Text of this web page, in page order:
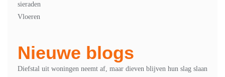
sieraden
Vloeren
Nieuwe blogs
Diefstal uit woningen neemt af, maar dieven blijven hun slag slaan